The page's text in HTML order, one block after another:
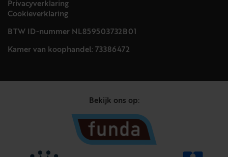
Privacyverklaring
Cookieverklaring
BTW ID-nummer NL859503732B01
Kamer van koophandel: 73386472
Bekijk ons op: